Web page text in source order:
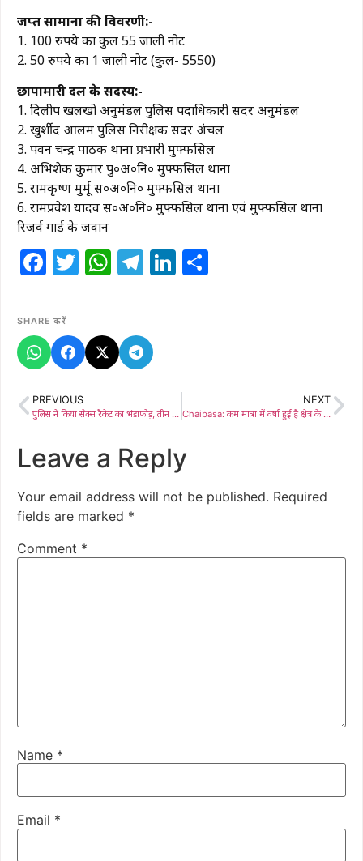
जप्त सामानों की विवरणी:-
1. 100 रुपये का कुल 55 जाली नोट
2. 50 रुपये का 1 जाली नोट (कुल- 5550)
छापामारी दल के सदस्य:-
1. दिलीप खलखो अनुमंडल पुलिस पदाधिकारी सदर अनुमंडल
2. खुर्शीद आलम पुलिस निरीक्षक सदर अंचल
3. पवन चन्द्र पाठक थाना प्रभारी मुफ्फसिल
4. अभिशेक कुमार पु०अ०नि० मुफ्फसिल थाना
5. रामकृष्ण मुर्मू स०अ०नि० मुफ्फसिल थाना
6. रामप्रवेश यादव स०अ०नि० मुफ्फसिल थाना एवं मुफ्फसिल थाना
रिजर्व गार्ड के जवान
Facebook
Twitter
WhatsApp
Telegram
LinkedIn
SHARE करें
PREVIOUS
पुलिस ने किया सेक्स रैकेट का भंडाफोड़, तीन महिलाएं समेत एक हिरासत में
NEXT
Chaibasa: कम मात्रा में वर्षा हुई है क्षेत्र के किसान काफी चिंतित और हैं परेशान, उन्हें केसीसी ऋण उपलब्ध करवाएं
Leave a Reply
Your email address will not be published. Required
fields are marked *
Comment *
Name *
Email *